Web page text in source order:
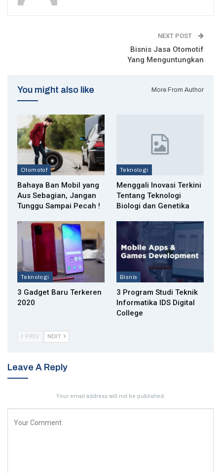
NEXT POST
Bisnis Jasa Otomotif
Yang Menguntungkan
You might also like More From Author
Otomotof
Bahaya Ban Mobil yang
Aus Sebagian, Jangan
Tunggu Sampai Pecah !
Teknologi
Menggali Inovasi Terkini
Tentang Teknologi
Biologi dan Genetika
Teknologi
3 Gadget Baru Terkeren
2020
Bisnis
3 Program Studi Teknik
Informatika IDS Digital
College
PREV NEXT
Leave A Reply
Your email address will not be published.